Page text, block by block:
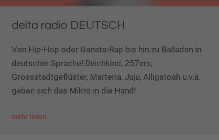
delta radio DEUTSCH
Von Hip-Hop oder Gansta-Rap bis hin zu Balladen in
deutscher Sprache! Deichkind, 257ers,
Grossstadtgeflüster, Marteria, Juju, Alligatoah u.v.a.
geben sich das Mikro in die Hand!
mehr lesen